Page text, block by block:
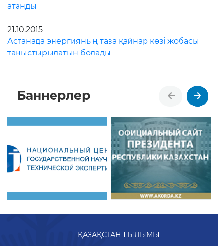
атанды
21.10.2015
Астанада энергияның таза қайнар көзі жобасы
таныстырылатын болады
Баннерлер
ҚАЗАҚСТАН ҒЫЛЫМЫ